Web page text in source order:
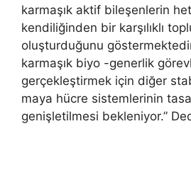
karmaşık aktif bileşenlerin
kendiliğinden bir karşılıklı
oluşturduğunu
karmaşık biyo -generlik
gerçekleştirmek için diğer
maya hücre sistemlerinin
genişletilmesi bekleniyor.”